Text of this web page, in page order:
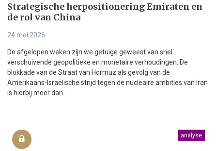
Strategische herpositionering Emiraten en
de rol van China
24 mei 2026
De afgelopen weken zijn we getuige geweest van snel
verschuivende geopolitieke en monetaire verhoudingen. De
blokkade van de Straat van Hormuz als gevolg van de
Amerikaans-Israëlische strijd tegen de nucleaire ambities van Iran
is hierbij meer dan...
analyse